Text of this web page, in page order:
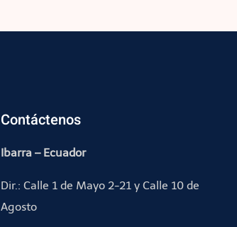
Contáctenos
Ibarra – Ecuador
Dir.: Calle 1 de Mayo 2-21 y Calle 10 de
Agosto